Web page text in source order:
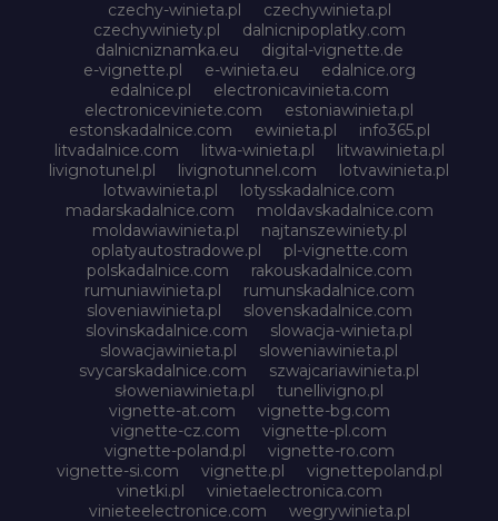
czechy-winieta.pl
czechywinieta.pl
czechywiniety.pl
dalnicnipoplatky.com
dalnicniznamka.eu
digital-vignette.de
e-vignette.pl
e-winieta.eu
edalnice.org
edalnice.pl
electronicavinieta.com
electroniceviniete.com
estoniawinieta.pl
estonskadalnice.com
ewinieta.pl
info365.pl
litvadalnice.com
litwa-winieta.pl
litwawinieta.pl
livignotunel.pl
livignotunnel.com
lotvawinieta.pl
lotwawinieta.pl
lotysskadalnice.com
madarskadalnice.com
moldavskadalnice.com
moldawiawinieta.pl
najtanszewiniety.pl
oplatyautostradowe.pl
pl-vignette.com
polskadalnice.com
rakouskadalnice.com
rumuniawinieta.pl
rumunskadalnice.com
sloveniawinieta.pl
slovenskadalnice.com
slovinskadalnice.com
slowacja-winieta.pl
slowacjawinieta.pl
sloweniawinieta.pl
svycarskadalnice.com
szwajcariawinieta.pl
słoweniawinieta.pl
tunellivigno.pl
vignette-at.com
vignette-bg.com
vignette-cz.com
vignette-pl.com
vignette-poland.pl
vignette-ro.com
vignette-si.com
vignette.pl
vignettepoland.pl
vinetki.pl
vinietaelectronica.com
vinieteelectronice.com
wegrywinieta.pl